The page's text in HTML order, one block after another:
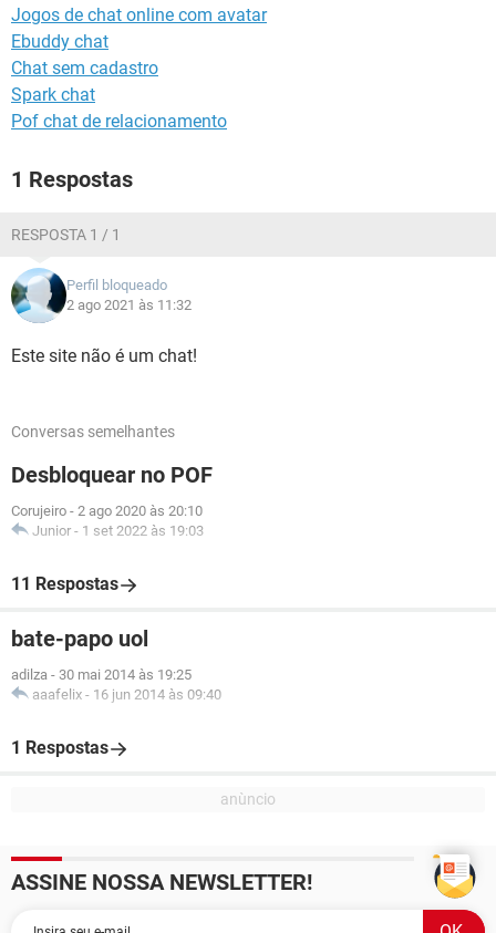
Jogos de chat online com avatar
Ebuddy chat
Chat sem cadastro
Spark chat
Pof chat de relacionamento
1 Respostas
RESPOSTA 1 / 1
Perfil bloqueado
2 ago 2021 às 11:32
Este site não é um chat!
Conversas semelhantes
Desbloquear no POF
Corujeiro - 2 ago 2020 às 20:10
Junior - 1 set 2022 às 19:03
11 Respostas
bate-papo uol
adilza - 30 mai 2014 às 19:25
aaafelix - 16 jun 2014 às 09:40
1 Respostas
ASSINE NOSSA NEWSLETTER!